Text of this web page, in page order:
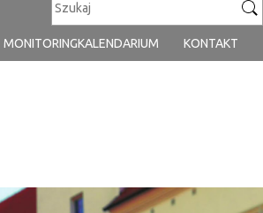
MONITORINGKALENDARIUM KONTAKT